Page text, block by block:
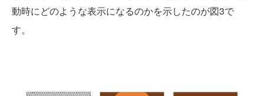
動時にどのような表示になるのかを示したのが図3で
す。